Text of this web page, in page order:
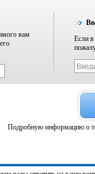
вам
Если в
Подробную информацию о